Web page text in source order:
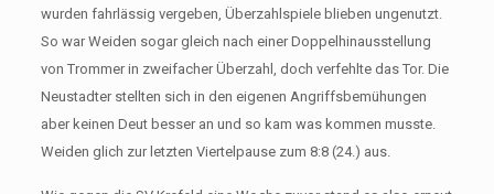
wurden fahrlässig vergeben, Überzahlspiele blieben ungenutzt.
So war Weiden sogar gleich nach einer Doppelhinausstellung
von Trommer in zweifacher Überzahl, doch verfehlte das Tor. Die
Neustadter stellten sich in den eigenen Angriffsbemühungen
aber keinen Deut besser an und so kam was kommen musste.
Weiden glich zur letzten Viertelpause zum 8:8 (24.) aus.